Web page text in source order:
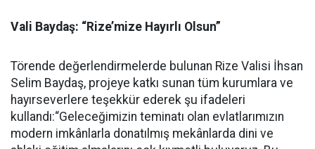
Vali Baydaş: “Rize’mize Hayırlı Olsun”
Törende değerlendirmelerde bulunan Rize Valisi İhsan
Selim Baydaş, projeye katkı sunan tüm kurumlara ve
hayırseverlere teşekkür ederek şu ifadeleri
kullandı:“Geleceğimizin teminatı olan evlatlarımızın
modern imkânlarla donatılmış mekânlarda dini ve